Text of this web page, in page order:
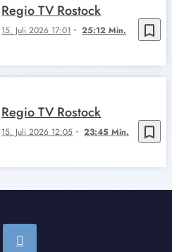
bookmark_border
15. Juli 2026 17:01 25:12 Min.
Regio TV Rostock
bookmark_border
15. Juli 2026 12:05 23:45 Min.
Regio TV Rostock